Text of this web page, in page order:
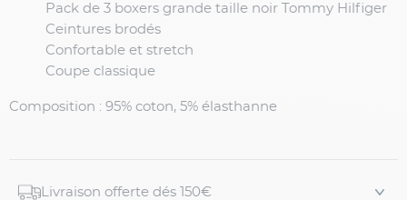
Pack de 3 boxers grande taille noir Tommy Hilfiger
Ceintures brodés
Confortable et stretch
Coupe classique
Composition : 95% coton, 5% élasthanne
Livraison offerte dés 150€